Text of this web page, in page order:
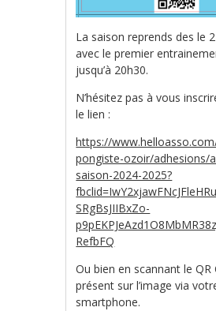
La saison reprends des le
avec le premier
jusqu’à 20h30.
N’hésitez pas à vous
le lien :
https://
pongiste-ozoir/adhesions/
saison-2024-2025?
SRgBsJIIBxZo-
RefbFQ
Oubien en scannant le QR
présent sur l’image via
smartphone.